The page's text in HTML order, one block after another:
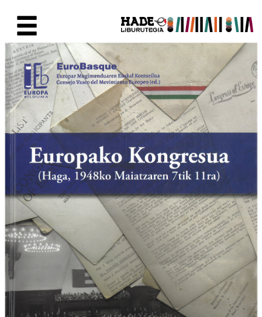
Eskuratu berriak Fitxa -